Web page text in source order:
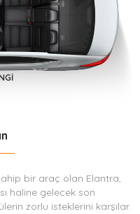
bir araç olan Elantra,
haline gelecek son
zorlu isteklerini karşılar.